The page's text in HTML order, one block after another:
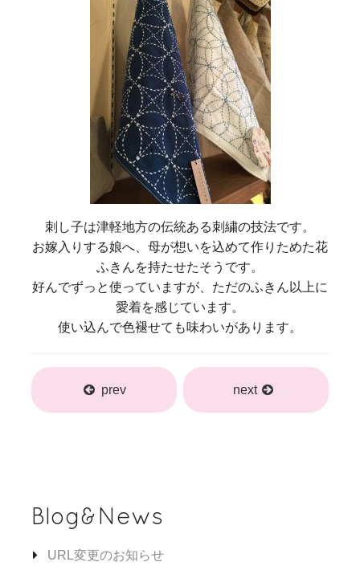
刺し子は津軽地方の伝統ある刺繍の技法です。
お嫁入りする娘へ、母が想いを込めて作りためた花
ふきんを持たせたそうです。
好んでずっと使っていますが、ただのふきん以上に
愛着を感じています。
使い込んで色褪せても味わいがあります。
prev next
Blog&News
URL変更のお知らせ